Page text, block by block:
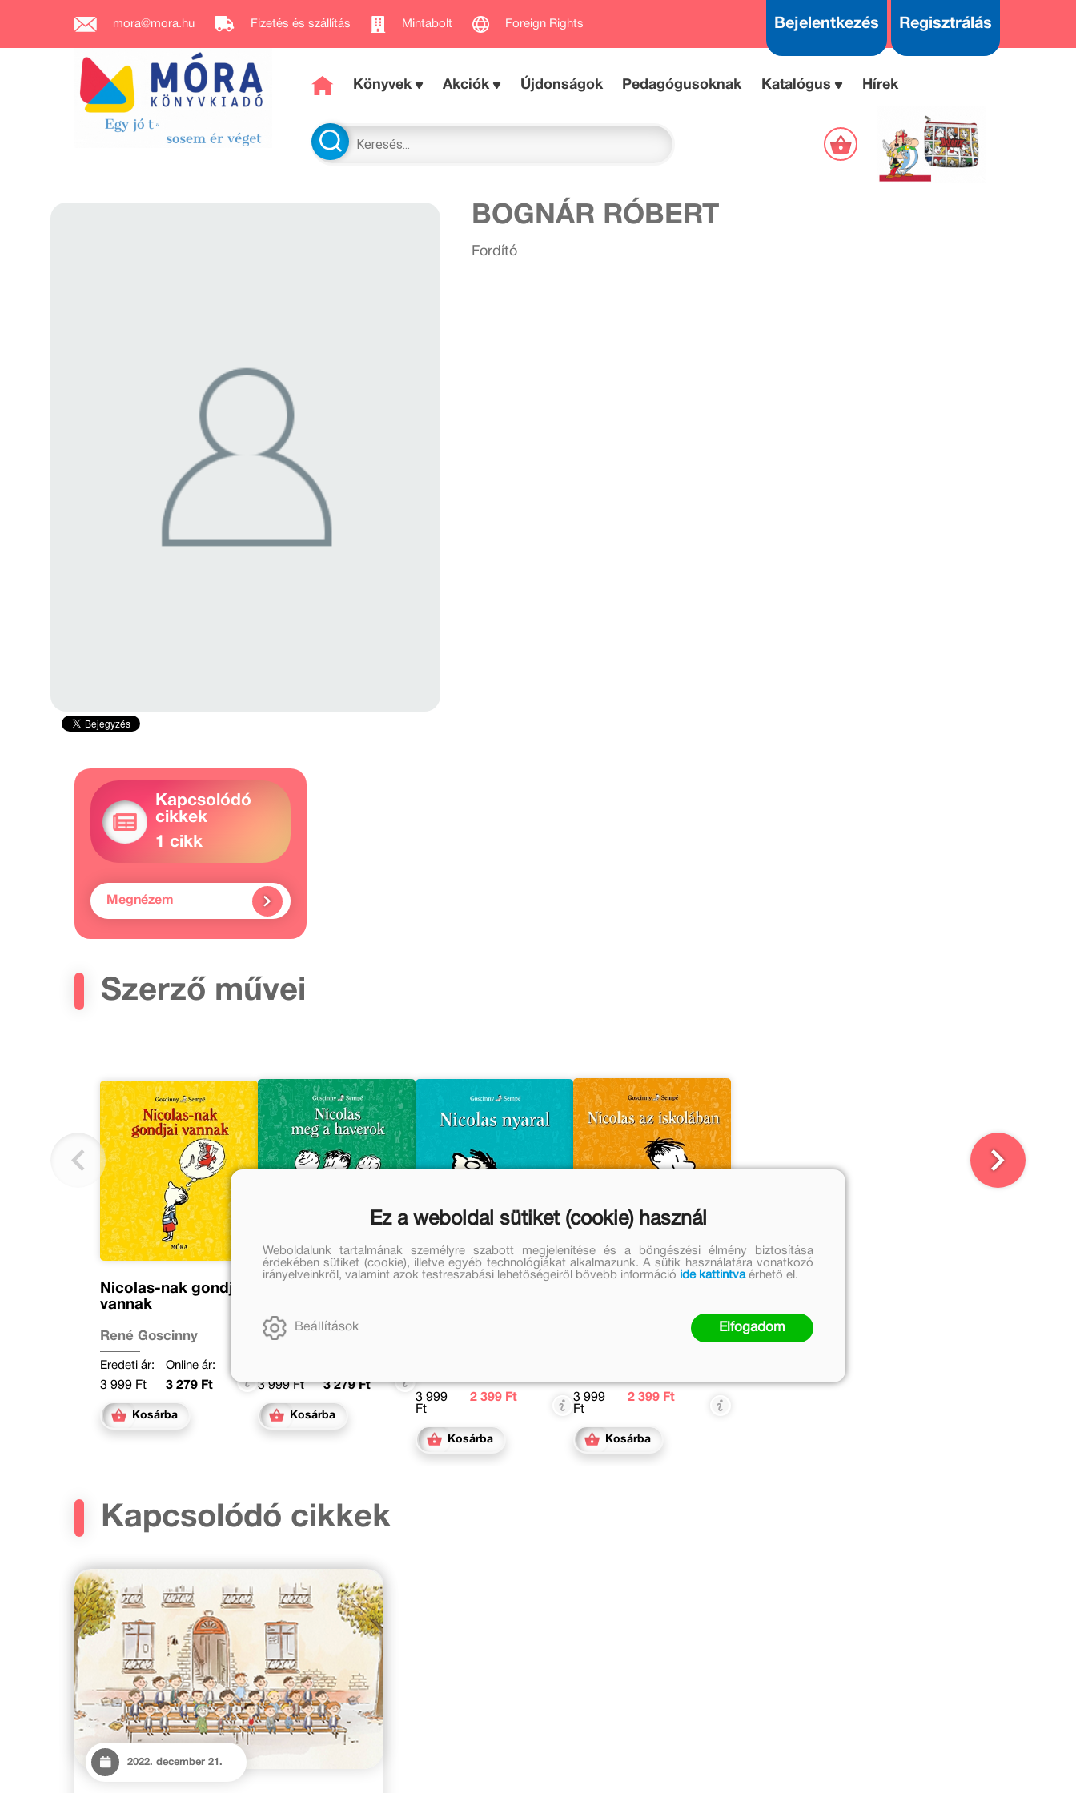
mora@mora.hu Fizetés és szállítás Mintabolt Foreign Rights Bejelentkezés Regisztrálás
Könyvek Akciók Újdonságok Pedagógusoknak Katalógus Hírek
BOGNÁR RÓBERT
Fordító
Kapcsolódó
cikkek
1 cikk
Megnézem
Szerző művei
Nicolas-nak gondjai
vannak
René Goscinny
Eredeti ár:
3 999 Ft
Online ár:
3 279 Ft
Kosárba
René Goscinny
3 999 Ft
3 279 Ft
Kosárba
3 999
Ft
2 399 Ft
Kosárba
3 999
Ft
2 399 Ft
Kosárba
Kapcsolódó cikkek
2022. december 21.
Ez a weboldal sütiket (cookie) használ
Weboldalunk tartalmának személyre szabott megjelenítése és a böngészési élmény biztosítása
érdekében sütiket (cookie), illetve egyéb technológiákat alkalmazunk. A sütik használatára vonatkozó
irányelveinkről, valamint azok testreszabási lehetőségeiről bővebb információ ide kattintvaérhető el.
Beállítások Elfogadom